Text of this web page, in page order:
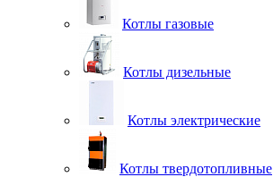
Котлы газовые
Котлы дизельные
Котлы электрические
Котлы твердотопливные